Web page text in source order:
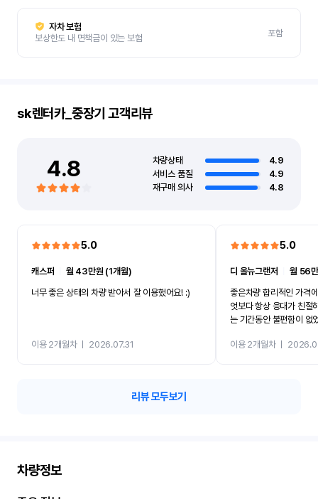
자차 보험
보상한도 내 면책금이 있는 보험
포함
sk렌터카_중장기 고객리뷰
4.8 차량상태
4.9
서비스 품질
4.9
재구매 의사
4.8
5.0
캐스퍼
월 43만원 (1개월)
너무 좋은 상태의 차량 받아서 잘 이용했어요! :)
이용 2개월차ㅣ 2026.07.31
5.0
디 올뉴그랜저 ㅣ월 56
좋은차량 합리적인 가격
엇보다 항상 응대가 친절
는 기간동안 불편함이 없
카 렌트 고민없이 강추합
이용 2개월차ㅣ
리뷰 모두보기
차량정보